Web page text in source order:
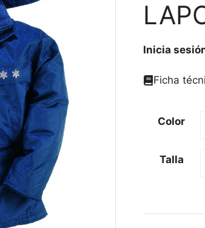
Inicia
Ficha
Color
Talla